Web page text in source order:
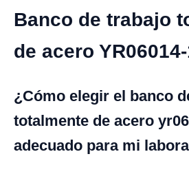
Banco de trabajo
de acero
¿Cómo elegir el banco
totalmente de acero
adecuado para mi